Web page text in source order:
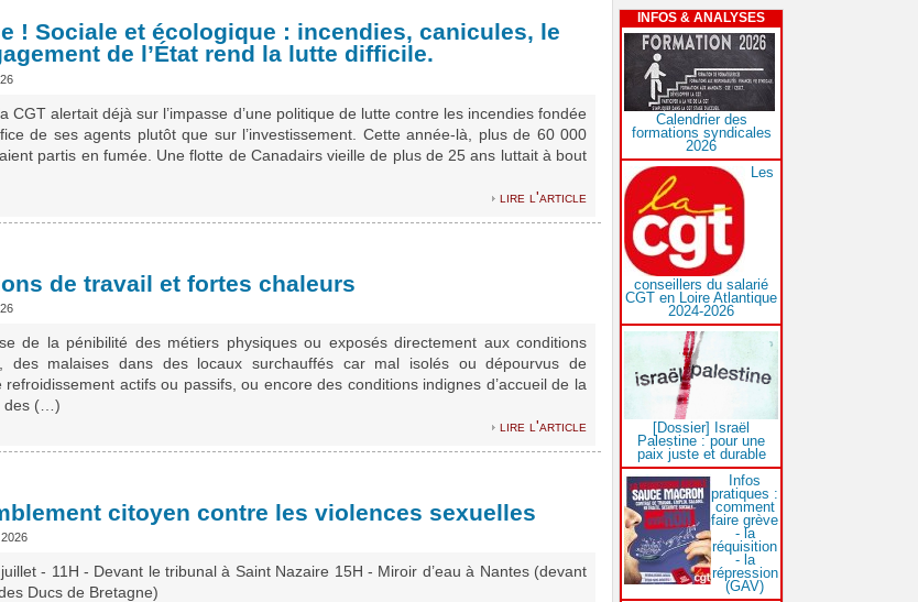
! Sociale et écologique : incendies, canicules, le
de l’État rend la lutte difficile.
CGT alertait déjà sur l’impasse d’une politique de lutte contre les incendies fondée
de ses agents plutôt que sur l’investissement. Cette année-là, plus de 60 000
partis en fumée. Une flotte de Canadairs vieille de plus de 25 ans luttait à bout
lire l'article
de travail et fortes chaleurs
de la pénibilité des métiers physiques ou exposés directement aux conditions
des malaises dans des locaux surchauffés car mal isolés ou dépourvus de
refroidissement actifs ou passifs, ou encore des conditions indignes d’accueil de la
des (…)
lire l'article
citoyen contre les violences sexuelles
- 11H - Devant le tribunal à Saint Nazaire 15H - Miroir d’eau à Nantes (devant
Ducs de Bretagne)
INFOS & ANALYSES
Calendrier des
formations syndicales
2026
Les
conseillers du salarié
CGT en Loire Atlantique
2024-2026
[Dossier] Israël
Palestine : pour une
paix juste et durable
Infos
pratiques :
comment
faire grève
- la
réquisition
- la
répression
(GAV)